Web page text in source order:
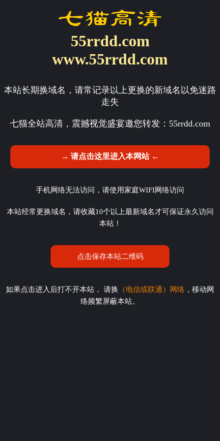
55rrdd.com
www.55rrdd.com
本站长期换域名，请常记录以上更换的新域名以免迷路
走失
七猫全站高清，震撼视觉盛宴邀您转发： 55rrdd.com
→ 请点击这里进入本网站 ←
手机网络无法访问，请使用家庭WIFI网络访问
本站经常更换域名，请收藏10个以上最新域名才可保证永久访问
本站！
点击保存本站二维码
如果点击进入后打不开本站， 请换 （电信或联通）网络 ，移动网
络频繁屏蔽本站。